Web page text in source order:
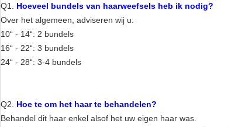
Q1. Hoeveel bundels van haarweefsels heb ik nodig?
Over het algemeen, adviseren wij u:
10“ - 14“: 2 bundels
16“ - 22“: 3 bundels
24“ - 28“: 3-4 bundels
Q2. Hoe te om het haar te behandelen?
Behandel dit haar enkel alsof het uw eigen haar was.